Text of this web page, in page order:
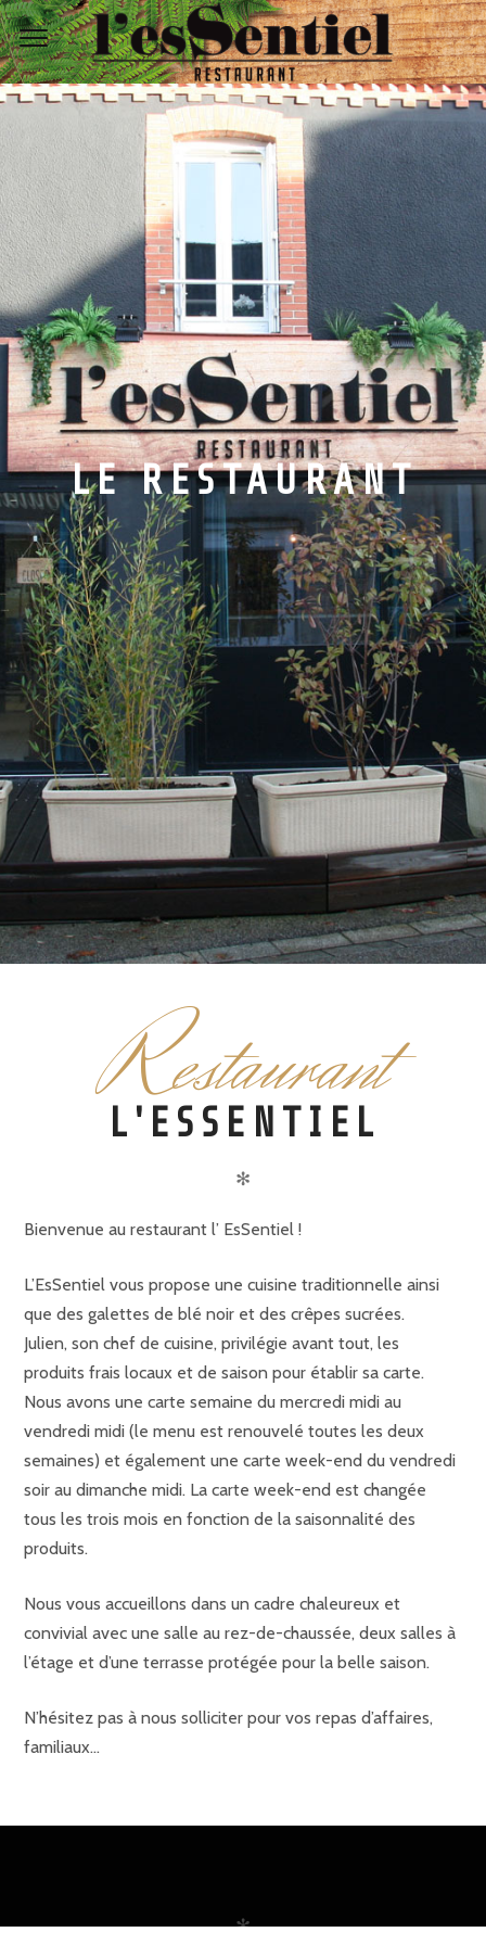
LE RESTAURANT
Restaurant
L'ESSENTIEL
✻
Bienvenue au restaurant l’ EsSentiel !
L’EsSentiel vous propose une cuisine traditionnelle ainsi
que des galettes de blé noir et des crêpes sucrées.
Julien, son chef de cuisine, privilégie avant tout, les
produits frais locaux et de saison pour établir sa carte.
Nous avons une carte semaine du mercredi midi au
vendredi midi (le menu est renouvelé toutes les deux
semaines) et également une carte week-end du vendredi
soir au dimanche midi. La carte week-end est changée
tous les trois mois en fonction de la saisonnalité des
produits.
Nous vous accueillons dans un cadre chaleureux et
convivial avec une salle au rez-de-chaussée, deux salles à
l’étage et d’une terrasse protégée pour la belle saison.
N’hésitez pas à nous solliciter pour vos repas d’affaires,
familiaux…
✻